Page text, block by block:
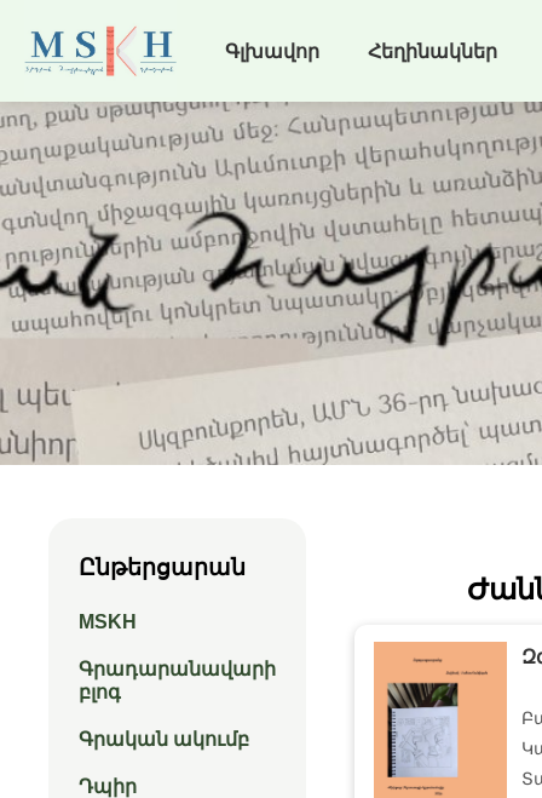
Գլխավոր Հեղինակներ
Ընթերցարան
MSKH
Գրադարանավարի
բլոգ
Գրական ակումբ
Դպիր